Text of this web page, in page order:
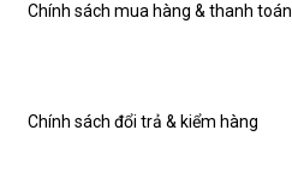
Chính sách mua hàng & thanh toán
Chính sách đổi trả & kiểm hàng